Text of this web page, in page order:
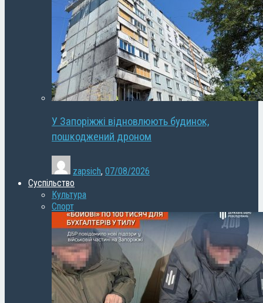
У Запоріжжі відновлюють будинок,
пошкоджений дроном
zapsich, 07/08/2026
Суспільство
Культура
Спорт